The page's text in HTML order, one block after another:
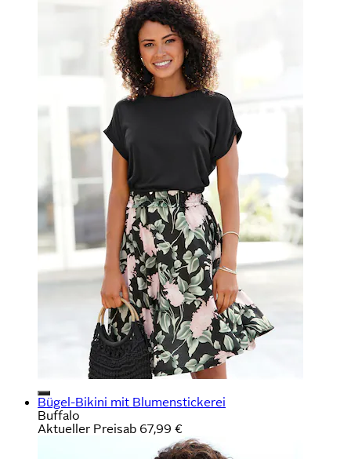
Bügel-Bikini mit Blumenstickerei
Buffalo
Aktueller Preisab 67,99 €